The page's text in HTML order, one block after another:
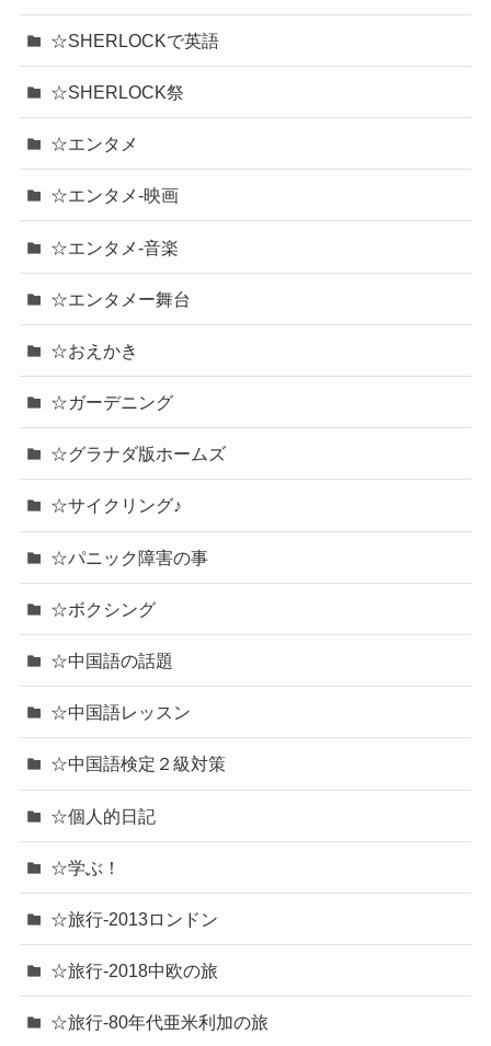
☆SHERLOCKで英語
☆SHERLOCK祭
☆エンタメ
☆エンタメ-映画
☆エンタメ-音楽
☆エンタメー舞台
☆おえかき
☆ガーデニング
☆グラナダ版ホームズ
☆サイクリング♪
☆パニック障害の事
☆ボクシング
☆中国語の話題
☆中国語レッスン
☆中国語検定２級対策
☆個人的日記
☆学ぶ！
☆旅行-2013ロンドン
☆旅行-2018中欧の旅
☆旅行-80年代亜米利加の旅